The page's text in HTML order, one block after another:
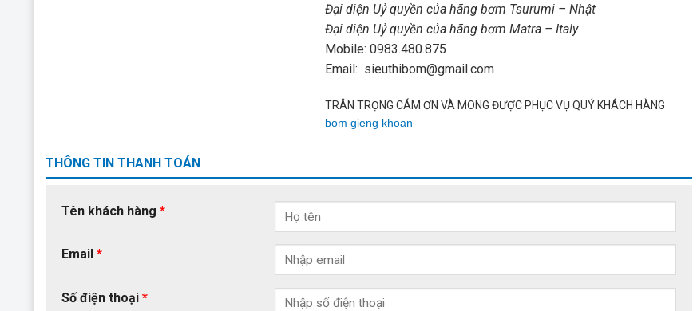
Đại diện Uỷ quyền của hãng bơm Tsurumi – Nhật
Đại diện Uỷ quyền của hãng bơm Matra – Italy
Mobile: 0983.480.875
Email: sieuthibom@gmail.com
TRÂN TRỌNG CÁM ƠN VÀ MONG ĐƯỢC PHỤC VỤ QUÝ KHÁCH HÀNG
bom gieng khoan
THÔNG TIN THANH TOÁN
Tên khách hàng *
Email *
Số điện thoại *